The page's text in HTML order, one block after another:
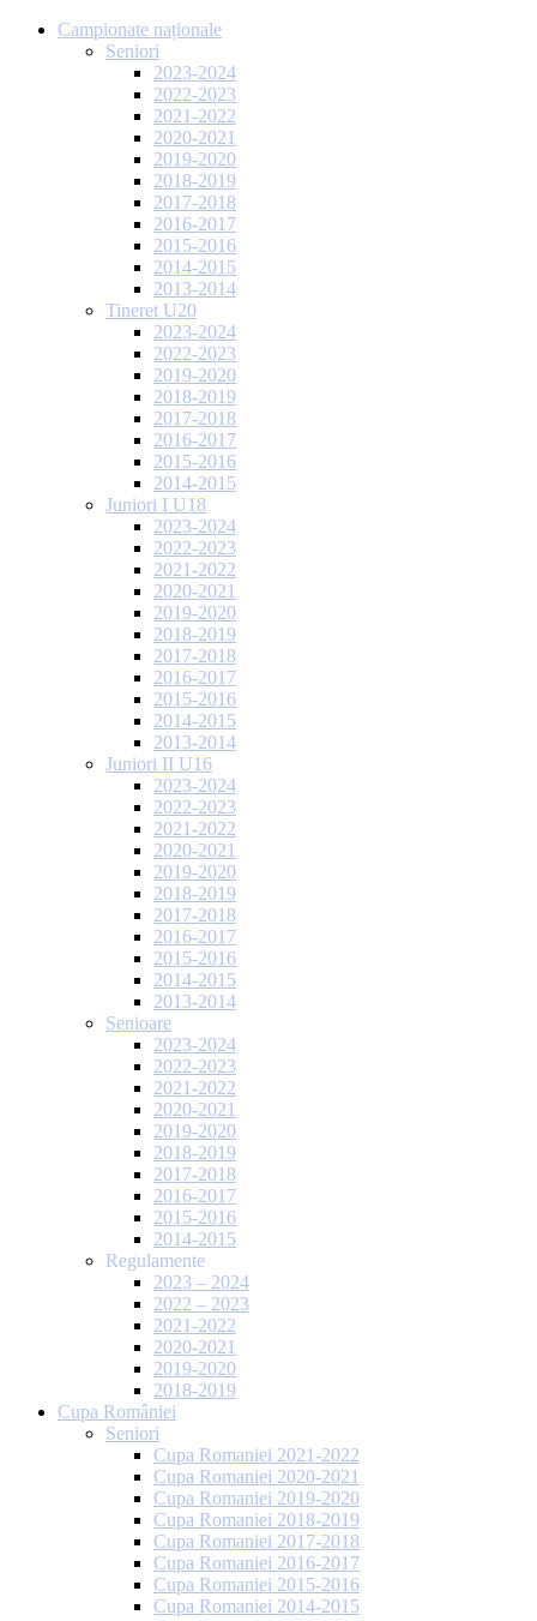
Campionate naționale
Seniori
2023-2024
2022-2023
2021-2022
2020-2021
2019-2020
2018-2019
2017-2018
2016-2017
2015-2016
2014-2015
2013-2014
Tineret U20
2023-2024
2022-2023
2019-2020
2018-2019
2017-2018
2016-2017
2015-2016
2014-2015
Juniori I U18
2023-2024
2022-2023
2021-2022
2020-2021
2019-2020
2018-2019
2017-2018
2016-2017
2015-2016
2014-2015
2013-2014
Juniori II U16
2023-2024
2022-2023
2021-2022
2020-2021
2019-2020
2018-2019
2017-2018
2016-2017
2015-2016
2014-2015
2013-2014
Senioare
2023-2024
2022-2023
2021-2022
2020-2021
2019-2020
2018-2019
2017-2018
2016-2017
2015-2016
2014-2015
Regulamente
2023 – 2024
2022 – 2023
2021-2022
2020-2021
2019-2020
2018-2019
Cupa României
Seniori
Cupa Romaniei 2021-2022
Cupa Romaniei 2020-2021
Cupa Romaniei 2019-2020
Cupa Romaniei 2018-2019
Cupa Romaniei 2017-2018
Cupa Romaniei 2016-2017
Cupa Romaniei 2015-2016
Cupa Romaniei 2014-2015